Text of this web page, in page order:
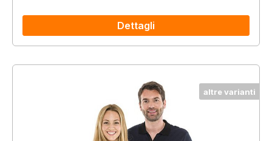
Dettagli
altre varianti